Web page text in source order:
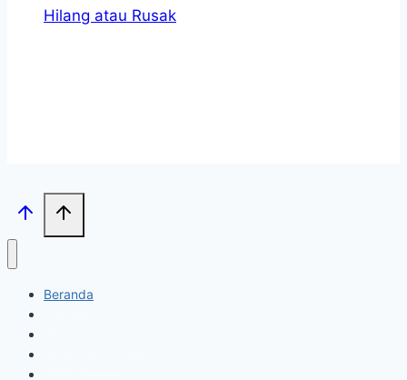
Hilang atau Rusak
Beranda